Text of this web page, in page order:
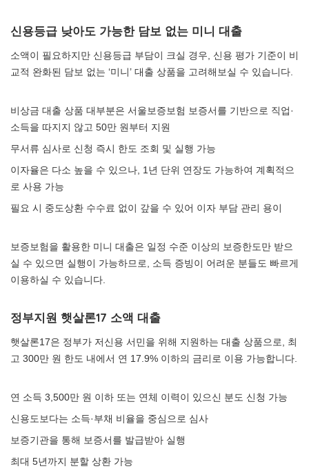
신용등급 낮아도 가능한 담보 없는 미니 대출
소액이 필요하지만 신용등급 부담이 크실 경우, 신용 평가 기준이 비
교적 완화된 담보 없는 ‘미니’ 대출 상품을 고려해보실 수 있습니다.
비상금 대출 상품 대부분은 서울보증보험 보증서를 기반으로 직업·
소득을 따지지 않고 50만 원부터 지원
무서류 심사로 신청 즉시 한도 조회 및 실행 가능
이자율은 다소 높을 수 있으나, 1년 단위 연장도 가능하여 계획적으
로 사용 가능
필요 시 중도상환 수수료 없이 갚을 수 있어 이자 부담 관리 용이
보증보험을 활용한 미니 대출은 일정 수준 이상의 보증한도만 받으
실 수 있으면 실행이 가능하므로, 소득 증빙이 어려운 분들도 빠르게
이용하실 수 있습니다.
정부지원 햇살론17 소액 대출
햇살론17은 정부가 저신용 서민을 위해 지원하는 대출 상품으로, 최
고 300만 원 한도 내에서 연 17.9% 이하의 금리로 이용 가능합니다.
연 소득 3,500만 원 이하 또는 연체 이력이 있으신 분도 신청 가능
신용도보다는 소득·부채 비율을 중심으로 심사
보증기관을 통해 보증서를 발급받아 실행
최대 5년까지 분할 상환 가능